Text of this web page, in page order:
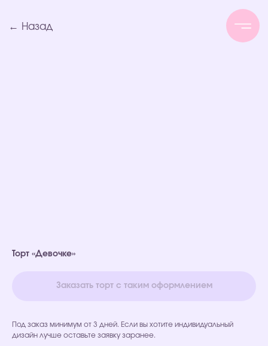
Торт «Девочке»
Заказать торт с таким оформлением
Под заказ минимум от 3 дней. Если вы хотите индивидуальный
дизайн лучше оставьте заявку заранее.